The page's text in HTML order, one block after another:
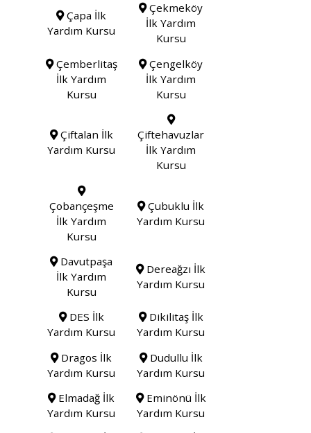
Çapa İlk
Yardım Kursu
Çekmeköy
İlk Yardım
Kursu
Çemberlitaş
İlk Yardım
Kursu
Çengelköy
İlk Yardım
Kursu
Çiftalan İlk
Yardım Kursu
Çiftehavuzlar
İlk Yardım
Kursu
Çobançeşme
İlk Yardım
Kursu
Çubuklu İlk
Yardım Kursu
Davutpaşa
İlk Yardım
Kursu
Dereağzı İlk
Yardım Kursu
DES İlk
Yardım Kursu
Dikilitaş İlk
Yardım Kursu
Dragos İlk
Yardım Kursu
Dudullu İlk
Yardım Kursu
Elmadağ İlk
Yardım Kursu
Eminönü İlk
Yardım Kursu